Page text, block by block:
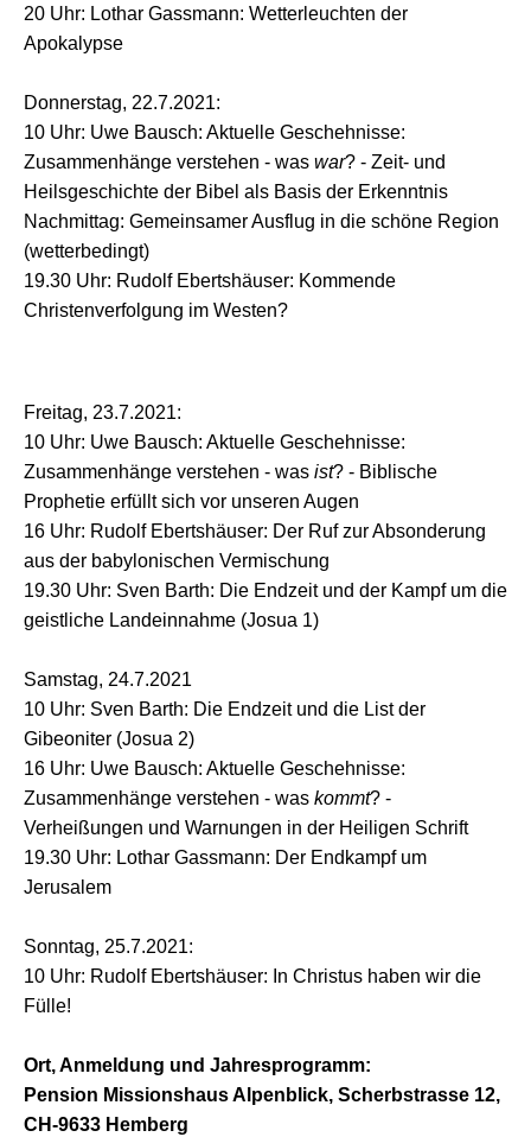
20 Uhr: Lothar Gassmann: Wetterleuchten der
Apokalypse
Donnerstag, 22.7.2021:
10 Uhr: Uwe Bausch: Aktuelle Geschehnisse:
Zusammenhänge verstehen - was war? - Zeit- und
Heilsgeschichte der Bibel als Basis der Erkenntnis
Nachmittag: Gemeinsamer Ausflug in die schöne Region
(wetterbedingt)
19.30 Uhr: Rudolf Ebertshäuser: Kommende
Christenverfolgung im Westen?
Freitag, 23.7.2021:
10 Uhr: Uwe Bausch: Aktuelle Geschehnisse:
Zusammenhänge verstehen - was ist? - Biblische
Prophetie erfüllt sich vor unseren Augen
16 Uhr: Rudolf Ebertshäuser: Der Ruf zur Absonderung
aus der babylonischen Vermischung
19.30 Uhr: Sven Barth: Die Endzeit und der Kampf um die
geistliche Landeinnahme (Josua 1)
Samstag, 24.7.2021
10 Uhr: Sven Barth: Die Endzeit und die List der
Gibeoniter (Josua 2)
16 Uhr: Uwe Bausch: Aktuelle Geschehnisse:
Zusammenhänge verstehen - was kommt? -
Verheißungen und Warnungen in der Heiligen Schrift
19.30 Uhr: Lothar Gassmann: Der Endkampf um
Jerusalem
Sonntag, 25.7.2021:
10 Uhr: Rudolf Ebertshäuser: In Christus haben wir die
Fülle!
Ort, Anmeldung und Jahresprogramm:
Pension Missionshaus Alpenblick, Scherbstrasse 12,
CH-9633 Hemberg